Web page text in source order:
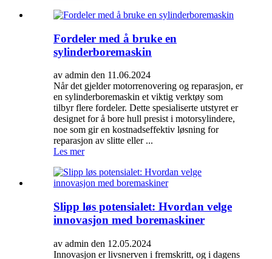
Fordeler med å bruke en
sylinderboremaskin
av admin den 11.06.2024
Når det gjelder motorrenovering og reparasjon, er
en sylinderboremaskin et viktig verktøy som
tilbyr flere fordeler. Dette spesialiserte utstyret er
designet for å bore hull presist i motorsylindere,
noe som gir en kostnadseffektiv løsning for
reparasjon av slitte eller ...
Les mer
Slipp løs potensialet: Hvordan velge
innovasjon med boremaskiner
av admin den 12.05.2024
Innovasjon er livsnerven i fremskritt, og i dagens